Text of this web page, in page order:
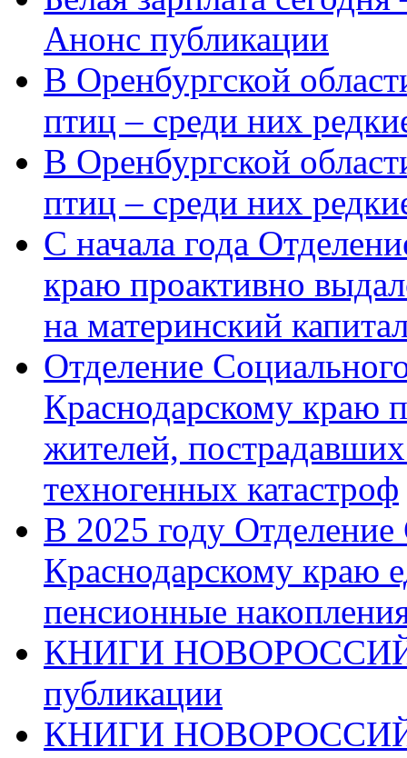
Анонс публикации
В Оренбургской
птиц – среди них
В Оренбургской
птиц – среди них
С начала года
краю проактивно
на материнский
Отделение
Краснодарскому краю
жителей,
техногенных катастроф
В 2025 году
Краснодарскому краю
пенсионные
КНИГИ
публикации
КНИГИ